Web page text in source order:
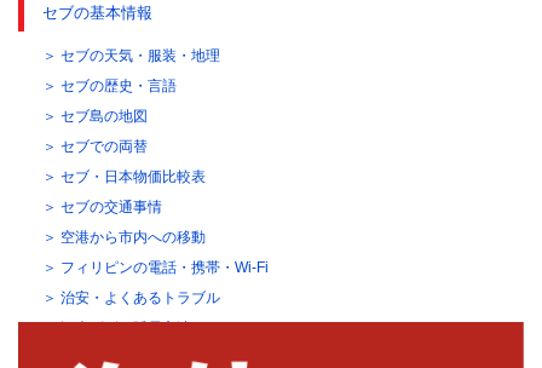
セブの基本情報
セブの天気・服装・地理
セブの歴史・言語
セブ島の地図
セブでの両替
セブ・日本物価比較表
セブの交通事情
空港から市内への移動
フィリピンの電話・携帯・Wi-Fi
治安・よくあるトラブル